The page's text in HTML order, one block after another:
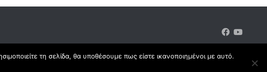
τη σελίδα, θα υποθέσουμε πως είστε ικανοποιημένοι με αυτό.